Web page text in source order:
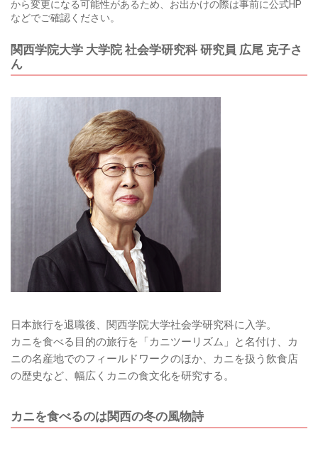
から変更になる可能性があるため、お出かけの際は事前に公式HP
などでご確認ください。
関西学院大学 大学院 社会学研究科 研究員 広尾 克子さ
ん
日本旅行を退職後、関西学院大学社会学研究科に入学。
カニを食べる目的の旅行を「カニツーリズム」と名付け、カ
ニの名産地でのフィールドワークのほか、カニを扱う飲食店
の歴史など、幅広くカニの食文化を研究する。
カニを食べるのは関西の冬の風物詩